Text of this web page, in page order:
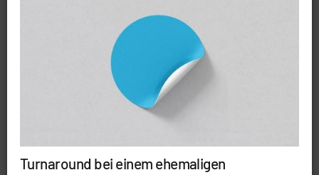
Turnaround bei einem ehemaligen